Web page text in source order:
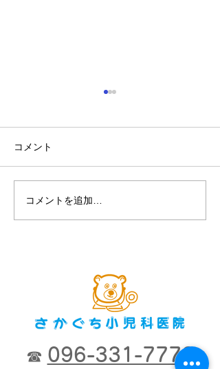
コメント
コメントを追加…
☎ 096-331-7772